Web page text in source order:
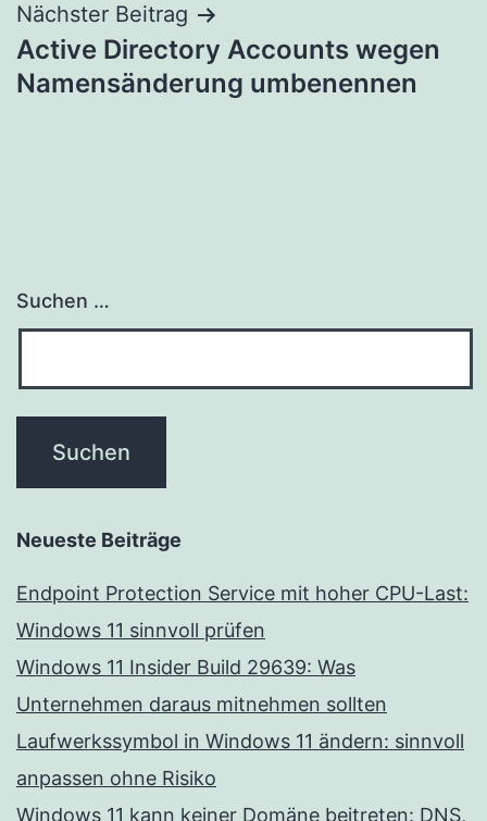
Nächster Beitrag
Active Directory Accounts wegen
Namensänderung umbenennen
Suchen …
Neueste Beiträge
Endpoint Protection Service mit hoher CPU-Last:
Windows 11 sinnvoll prüfen
Windows 11 Insider Build 29639: Was
Unternehmen daraus mitnehmen sollten
Laufwerkssymbol in Windows 11 ändern: sinnvoll
anpassen ohne Risiko
Windows 11 kann keiner Domäne beitreten: DNS,